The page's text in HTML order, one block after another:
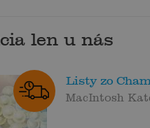
len u nás
Listy zo
MacIntosh